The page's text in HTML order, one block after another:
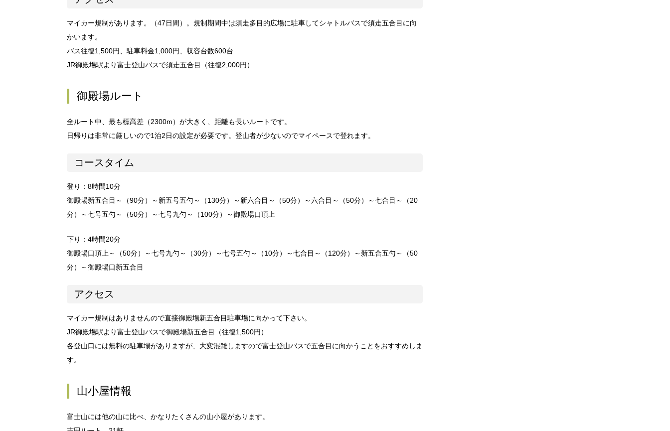
マイカー規制があります。（47日間）。規制期間中は須走多目的広場に駐車してシャトルバスで須走五合目に向
かいます。
バス往復1,500円、駐車料金1,000円、収容台数600台
JR御殿場駅より富士登山バスで須走五合目（往復2,000円）
御殿場ルート
全ルート中、最も標高差（2300m）が大きく、距離も長いルートです。
日帰りは非常に厳しいので1泊2日の設定が必要です。登山者が少ないのでマイペースで登れます。
コースタイム
登り：8時間10分
御殿場新五合目～（90分）～新五号五勺～（130分）～新六合目～（50分）～六合目～（50分）～七合目～（20
分）～七号五勺～（50分）～七号九勺～（100分）～御殿場口頂上
下り：4時間20分
御殿場口頂上～（50分）～七号九勺～（30分）～七号五勺～（10分）～七合目～（120分）～新五合五勺～（50
分）～御殿場口新五合目
アクセス
マイカー規制はありませんので直接御殿場新五合目駐車場に向かって下さい。
JR御殿場駅より富士登山バスで御殿場新五合目（往復1,500円）
各登山口には無料の駐車場がありますが、大変混雑しますので富士登山バスで五合目に向かうことをおすすめしま
す。
山小屋情報
富士山には他の山に比べ、かなりたくさんの山小屋があります。